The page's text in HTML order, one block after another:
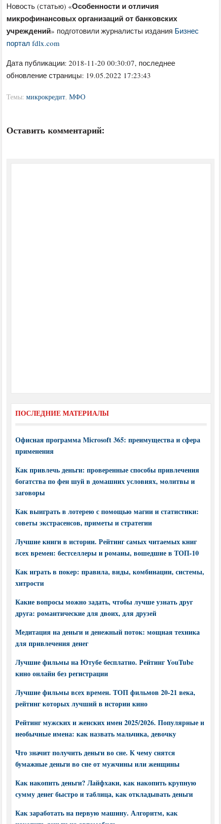
Новость (статью) «Особенности и отличия
микрофинансовых организаций от банковских
учреждений» подготовили журналисты издания Бизнес
портал fdlx.com
Дата публикации:2018-11-20 00:30:07, последнее
обновление страницы: 19.05.2022 17:23:43
Темы:микрокредит,МФО
Оставить комментарий:
ПОСЛЕДНИЕ МАТЕРИАЛЫ
Офисная программа Microsoft 365: преимущества и сфера
применения
Как привлечь деньги: проверенные способы привлечения
богатства по фен шуй в домашних условиях, молитвы и
заговоры
Как выиграть в лотерею с помощью магии и статистики:
советы экстрасенсов, приметы и стратегии
Лучшие книги в истории. Рейтинг самых читаемых книг
всех времен: бестселлеры и романы, вошедшие в ТОП-10
Как играть в покер: правила, виды, комбинации, системы,
хитрости
Какие вопросы можно задать, чтобы лучше узнать друг
друга: романтические для двоих, для друзей
Медитация на деньги и денежный поток: мощная техника
для привлечения денег
Лучшие фильмы на Ютубе бесплатно. Рейтинг YouTube
кино онлайн без регистрации
Лучшие фильмы всех времен. ТОП фильмов 20-21 века,
рейтинг которых лучший в истории кино
Рейтинг мужских и женских имен 2025/2026. Популярные и
необычные имена: как назвать мальчика, девочку
Что значит получить деньги во сне. К чему снятся
бумажные деньги во сне от мужчины или женщины
Как накопить деньги? Лайфхаки, как накопить крупную
сумму денег быстро и таблица, как откладывать деньги
Как заработать на первую машину. Алгоритм, как